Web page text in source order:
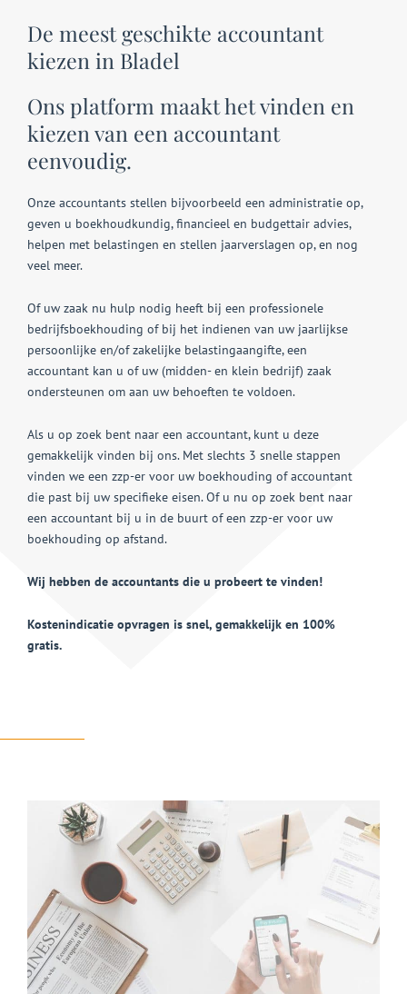
De meest geschikte accountant
kiezen in Bladel
Ons platform maakt het vinden en
kiezen van een accountant
eenvoudig.
Onze accountants stellen bijvoorbeeld een administratie op,
geven u boekhoudkundig, financieel en budgettair advies,
helpen met belastingen en stellen jaarverslagen op, en nog
veel meer.
Of uw zaak nu hulp nodig heeft bij een professionele
bedrijfsboekhouding of bij het indienen van uw jaarlijkse
persoonlijke en/of zakelijke belastingaangifte, een
accountant kan u of uw (midden- en klein bedrijf) zaak
ondersteunen om aan uw behoeften te voldoen.
Als u op zoek bent naar een accountant, kunt u deze
gemakkelijk vinden bij ons. Met slechts 3 snelle stappen
vinden we een zzp-er voor uw boekhouding of accountant
die past bij uw specifieke eisen. Of u nu op zoek bent naar
een accountant bij u in de buurt of een zzp-er voor uw
boekhouding op afstand.
Wij hebben de accountants die u probeert te vinden!
Kostenindicatie opvragen is snel, gemakkelijk en 100%
gratis.